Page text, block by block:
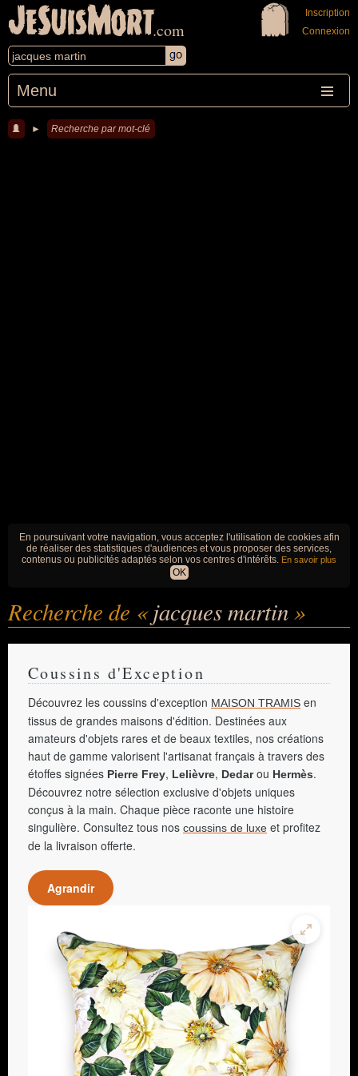
JeSuisMort.com
Menu
Inscription
Connexion
► Recherche par mot-clé
En poursuivant votre navigation, vous acceptez l'utilisation de cookies afin
de réaliser des statistiques d'audiences et vous proposer des services,
contenus ou publicités adaptés selon vos centres d'intérêts. En savoir plus
OK
Recherche de «jacques martin»
Coussins d'Exception
Découvrez les coussins d'exception MAISON TRAMIS en
tissus de grandes maisons d'édition. Destinées aux
amateurs d'objets rares et de beaux textiles, nos créations
haut de gamme valorisent l'artisanat français à travers des
étoffes signées Pierre Frey, Lelièvre, Dedarou Hermès.
Découvrez notre sélection exclusive d'objets uniques
conçus à la main. Chaque pièce raconte une histoire
singulière. Consultez tous nos coussins de luxe et profitez
de la livraison offerte.
Agrandir